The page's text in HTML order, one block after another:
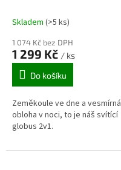
Skladem (>5 ks)
1 074 Kč bez DPH
1 299 Kč / ks
Do košíku
Zeměkoule ve dne a vesmírná
obloha v noci, to je náš svítící
globus 2v1.